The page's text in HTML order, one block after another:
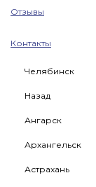
Отзывы
Контакты
Челябинск
Назад
Ангарск
Архангельск
Астрахань